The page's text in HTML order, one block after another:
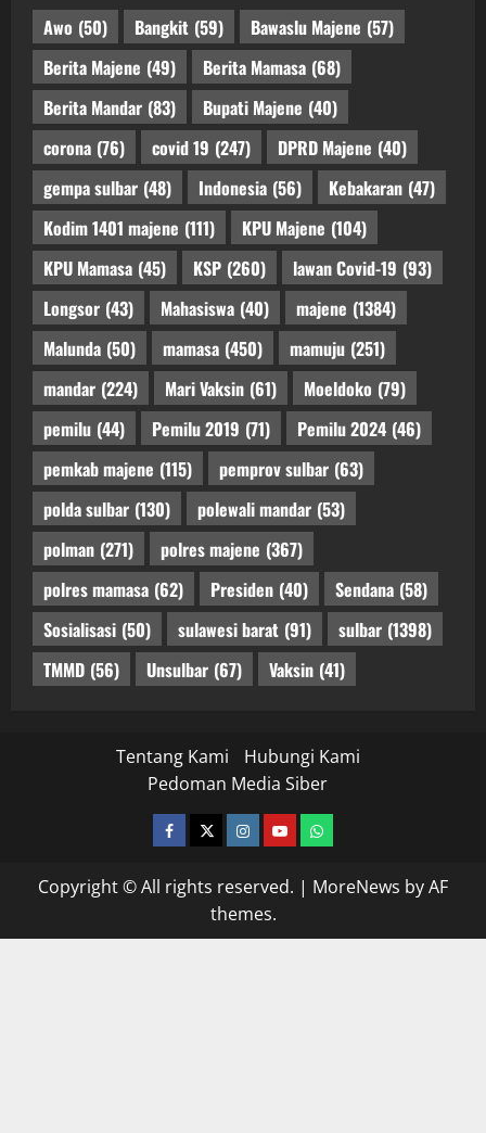
Awo (50) Bangkit (59) Bawaslu Majene (57)
Berita Majene (49) Berita Mamasa (68)
Berita Mandar (83) Bupati Majene (40)
corona (76) covid 19 (247) DPRD Majene (40)
gempa sulbar (48) Indonesia (56) Kebakaran (47)
Kodim 1401 majene (111) KPU Majene (104)
KPU Mamasa (45) KSP (260) lawan Covid-19 (93)
Longsor (43) Mahasiswa (40) majene (1384)
Malunda (50) mamasa (450) mamuju (251)
mandar (224) Mari Vaksin (61) Moeldoko (79)
pemilu (44) Pemilu 2019 (71) Pemilu 2024 (46)
pemkab majene (115) pemprov sulbar (63)
polda sulbar (130) polewali mandar (53)
polman (271) polres majene (367)
polres mamasa (62) Presiden (40) Sendana (58)
Sosialisasi (50) sulawesi barat (91) sulbar (1398)
TMMD (56) Unsulbar (67) Vaksin (41)
Tentang Kami
Hubungi Kami
Pedoman Media Siber
facebooktwitterinstagram.com
youtubewhatsapp
Copyright © All rights reserved. | MoreNews by AF
themes.